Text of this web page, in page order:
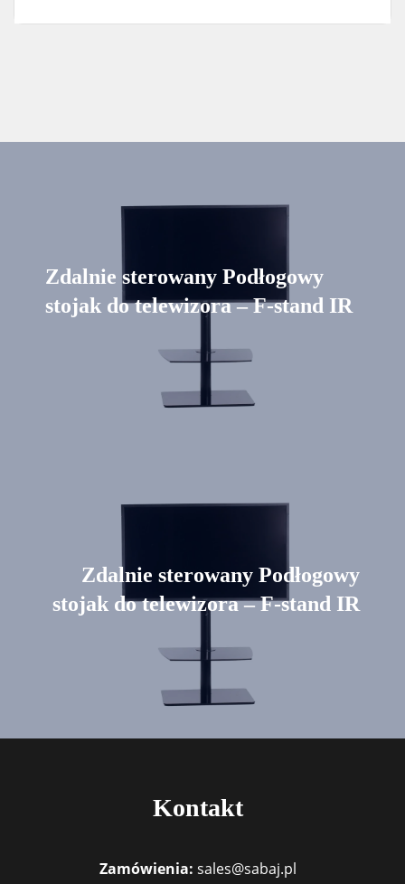
Zdalnie sterowany Podłogowy
stojak do telewizora – F-stand IR
Zdalnie sterowany Podłogowy
stojak do telewizora – F-stand IR
Kontakt
Zamówienia: sales@sabaj.pl